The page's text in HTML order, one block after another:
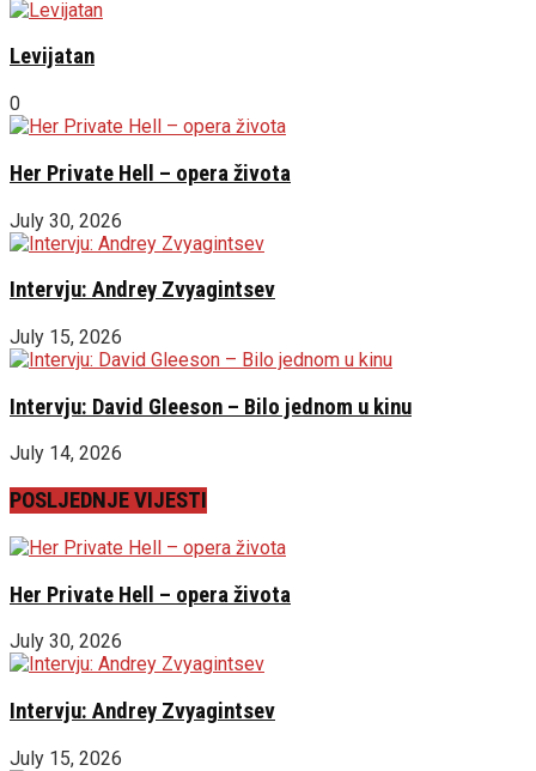
Levijatan
0
Her Private Hell – opera života
July 30, 2026
Intervju: Andrey Zvyagintsev
July 15, 2026
Intervju: David Gleeson – Bilo jednom u kinu
July 14, 2026
POSLJEDNJE VIJESTI
Her Private Hell – opera života
July 30, 2026
Intervju: Andrey Zvyagintsev
July 15, 2026